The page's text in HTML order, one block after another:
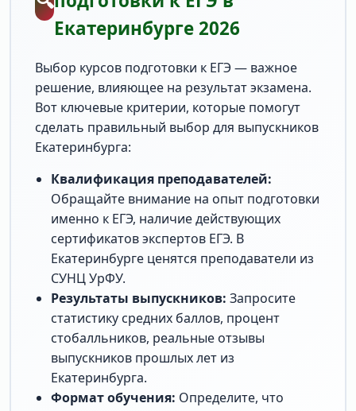
Екатеринбурге 2026
Выбор курсов подготовки к ЕГЭ — важное
решение, влияющее на результат экзамена.
Вот ключевые критерии, которые помогут
сделать правильный выбор для выпускников
Екатеринбурга:
Квалификация преподавателей:
Обращайте внимание на опыт подготовки
именно к ЕГЭ, наличие действующих
сертификатов экспертов ЕГЭ. В
Екатеринбурге ценятся преподаватели из
СУНЦ УрФУ.
Результаты выпускников: Запросите
статистику средних баллов, процент
стобалльников, реальные отзывы
выпускников прошлых лет из
Екатеринбурга.
Формат обучения: Определите, что